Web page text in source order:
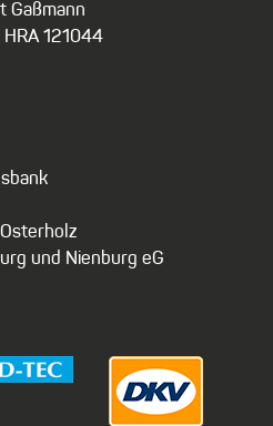
Gaßmann
121044
und Nienburg eG